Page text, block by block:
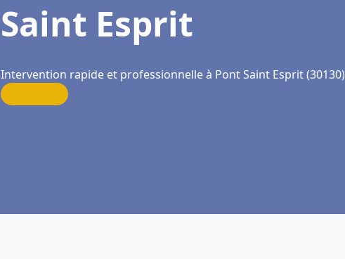
Saint Esprit
Intervention rapide et professionnelle à Pont Saint Esprit (30130)